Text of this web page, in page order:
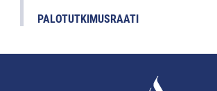
PALOTUTKIMUSRAATI